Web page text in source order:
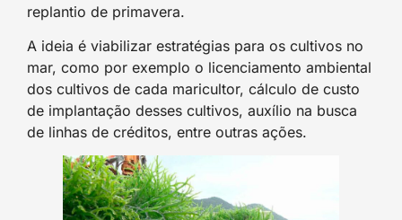
replantio de primavera.
A ideia é viabilizar estratégias para os cultivos no
mar, como por exemplo o licenciamento ambiental
dos cultivos de cada maricultor, cálculo de custo
de implantação desses cultivos, auxílio na busca
de linhas de créditos, entre outras ações.